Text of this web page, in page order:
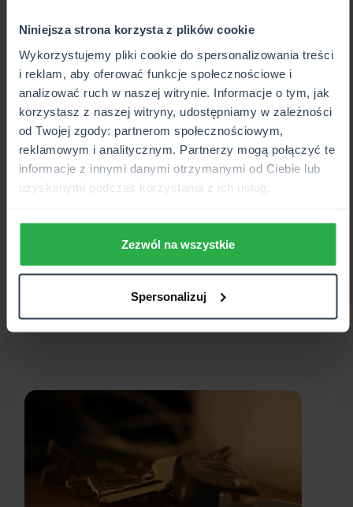
Niniejsza strona korzysta z plików cookie
Wykorzystujemy pliki cookie do spersonalizowania treści
i reklam, aby oferować funkcje społecznościowe i
analizować ruch w naszej witrynie. Informacje o tym, jak
korzystasz z naszej witryny, udostępniamy w zależności
od Twojej zgody: partnerom społecznościowym,
reklamowym i analitycznym. Partnerzy mogą połączyć te
informacje z innymi danymi otrzymanymi od Ciebie lub
uzyskanymi podczas korzystania z ich usług.
Zezwól na wszystkie
Spersonalizuj
2024-11-26
Prawo jazdy T - wszystko, co
musisz wiedzieć. Jak zostać
kierowcą traktora?
Zobacz, co musisz wiedzieć o prawie jazdy T.
WIĘCEJ